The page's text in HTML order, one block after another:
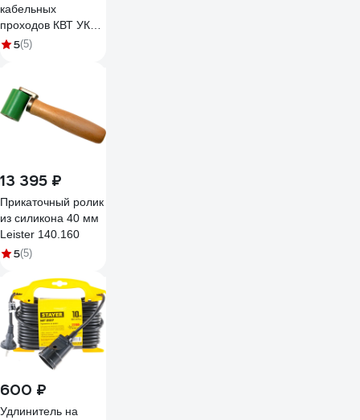
кабельных
проходов КВТ УКПт
120 на 28 81104
5(5)
13 395 ₽
Прикаточный ролик
из силикона 40 мм
Leister 140.160
5(5)
600 ₽
Удлинитель на